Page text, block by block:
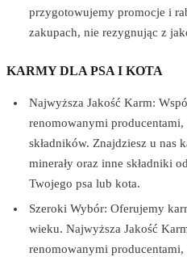
przygotowujemy promocje i
zakupach, nie rezygnując z
KARMY DLA PSA I KOTA
Najwyższa Jakość Karm:
renomowanymi
składników. Znajdziesz u nas
minerały oraz inne składniki
Twojego psa lub kota.
Szeroki Wybór: Oferujemy
wieku. Najwyższa Jakość
renomowanymi